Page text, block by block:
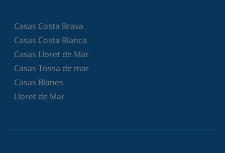
Casas Costa Brava
Casas Costa Blanca
Casas Lloret de Mar
Casas Tossa de mar
Casas Blanes
Lloret de Mar